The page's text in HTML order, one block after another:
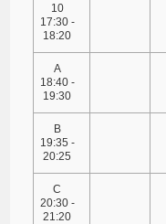
10
17:30 -
18:20
A
18:40 -
19:30
B
19:35 -
20:25
C
20:30 -
21:20